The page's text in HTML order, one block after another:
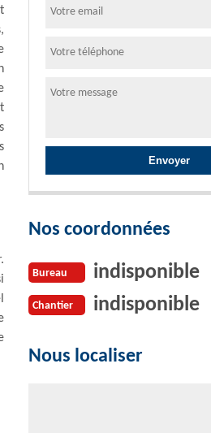
Nos coordonnées
Bureau indisponible
Chantier indisponible
Nous localiser